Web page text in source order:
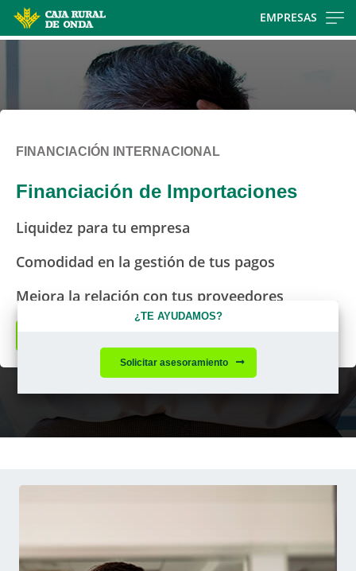
main
contentt
EMPRESAS
FINANCIACIÓN INTERNACIONAL
Financiación de Importaciones
Liquidez para tu empresa
Comodidad en la gestión de tus pagos
Mejora la relación con tus proveedores
¿TE AYUDAMOS?
Solicitar asesoramiento